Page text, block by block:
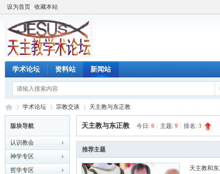
设为首页 收藏本站
学术论坛 资料站 新闻站
天 »
学术论坛
›
宗教交谈 天主教与东正教
版块导航
认识教会
神学专区
哲学专区
天主教与东正教 今日: 0 主题: 9 排名: 3
推荐主题
天主教和